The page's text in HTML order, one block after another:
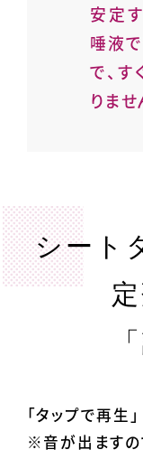
安定
唾液
で、
りませ
シート
「タップで再生
※音が出ますの